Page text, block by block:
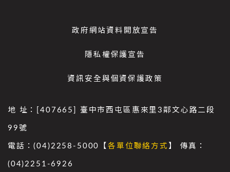
政府網站資料開放宣告
隱私權保護宣告
資訊安全與個資保護政策
地 址：[407665] 臺中市西屯區惠來里3鄰文心路二段
99號
電話：(04)2258-5000【各單位聯絡方式 】 傳真：
(04)2251-6926